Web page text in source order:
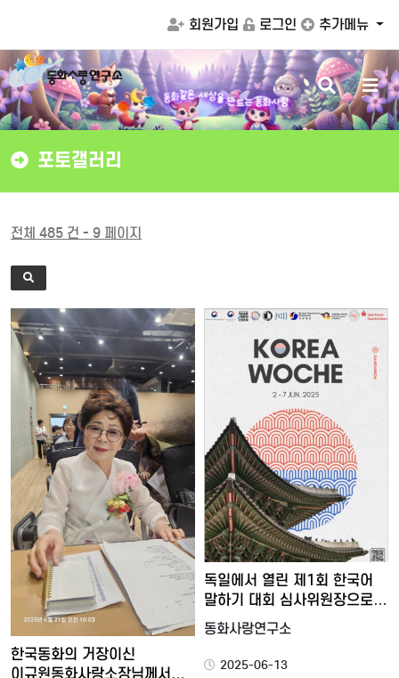
회원가입 로그인 추가메뉴
동화같은 세상을 만드는 동화 사랑 검
색
버
튼
메
뉴
버
튼
포토갤러리
전체 485 건 - 9 페이지
한국동화의 거장이신
이규원동화사랑소장님께서
독일에서 열린 제1회 한국어
말하기 대회 심사위원장으로…
동화사랑연구소
2025-06-13